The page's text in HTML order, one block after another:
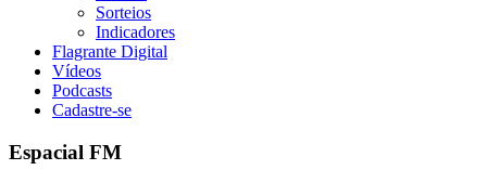
Sorteios
Indicadores
Flagrante Digital
Vídeos
Podcasts
Cadastre-se
Espacial FM